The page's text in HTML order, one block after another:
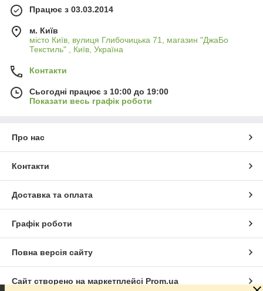
Працює з 03.03.2014
м. Київ
місто Київ, вулиця Глибочицька 71, магазин "ДжаБо
Текстиль" , Київ, Україна
Контакти
Сьогодні працює з 10:00 до 19:00
Показати весь графік роботи
Про нас
Контакти
Доставка та оплата
Графік роботи
Повна версія сайту
Сайт створено на маркетплейсі Prom.ua